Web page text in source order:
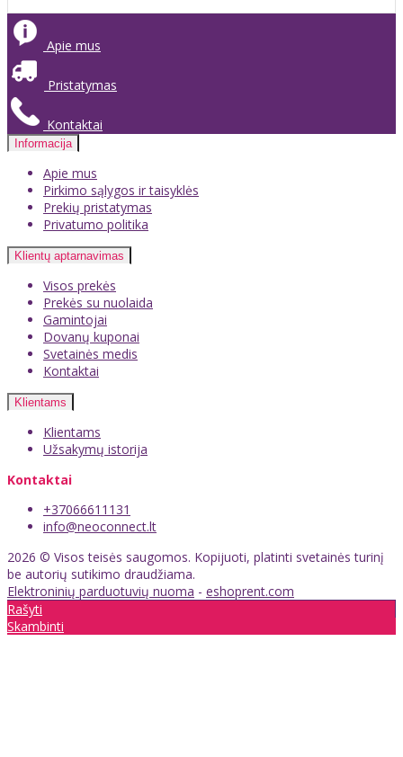
Apie mus
Pristatymas
Kontaktai
Informacija
Apie mus
Pirkimo sąlygos ir taisyklės
Prekių pristatymas
Privatumo politika
Klientų aptarnavimas
Visos prekės
Prekės su nuolaida
Gamintojai
Dovanų kuponai
Svetainės medis
Kontaktai
Klientams
Klientams
Užsakymų istorija
Kontaktai
+37066611131
info@neoconnect.lt
2026 © Visos teisės saugomos. Kopijuoti, platinti svetainės turinį
be autorių sutikimo draudžiama.
Elektroninių parduotuvių nuoma - eshoprent.com
Rašyti
Skambinti